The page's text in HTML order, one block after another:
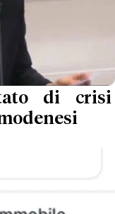
di crisi